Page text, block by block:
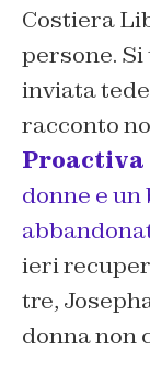
Costiera
persone.
inviata
racconto
Proactiva
donne e
ieri
tre,
donna non